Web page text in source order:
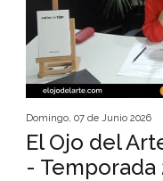
Domingo, 07 de Junio 2026
El Ojo del
- Temporada